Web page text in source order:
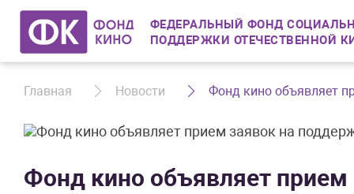
ФЕДЕРАЛЬНЫЙ ФОНД
ПОДДЕРЖКИ ОТЕЧЕСТВЕННОЙ
Главная Новости Фонд кино объявляет
Фонд кино объявляет